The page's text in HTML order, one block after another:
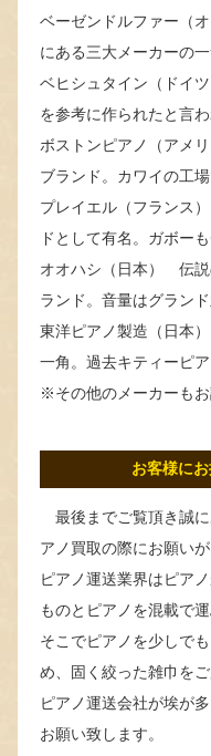
ベーゼンドルファー（
にある三大メーカーの
ベヒシュタイン（ドイ
を参考に作られたと言わ
ボストンピアノ（アメ
ブランド。カワイの工
プレイエル（フランス
ドとして有名。ガボー
オオハシ（日本） 伝説
ランド。音量はグランド
東洋ピアノ製造（日本
一角。過去キティーピア
※その他のメーカーもお
お客様にお
最後までご覧頂き誠
アノ買取の際にお願いが
ピアノ運送業界はピア
ものとピアノを混載で
そこでピアノを少しで
め、固く絞った雑巾を
ピアノ運送会社が埃が
お願い致します。